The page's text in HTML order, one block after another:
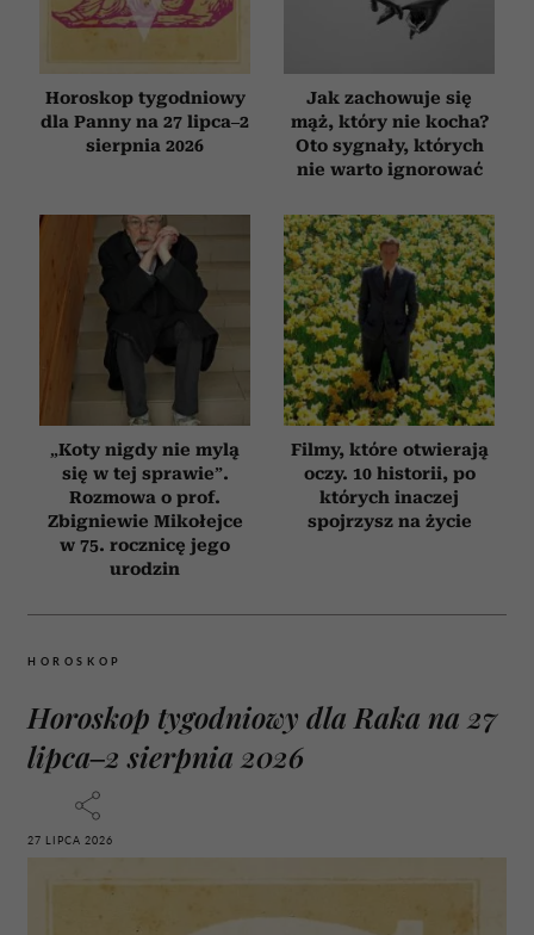
Horoskop tygodniowy
dla Panny na 27 lipca–2
sierpnia 2026
Jak zachowuje się
mąż, który nie kocha?
Oto sygnały, których
nie warto ignorować
„Koty nigdy nie mylą
się w tej sprawie”.
Rozmowa o prof.
Zbigniewie Mikołejce
w 75. rocznicę jego
urodzin
Filmy, które otwierają
oczy. 10 historii, po
których inaczej
spojrzysz na życie
HOROSKOP
Horoskop tygodniowy dla Raka na 27
lipca–2 sierpnia 2026
27 LIPCA 2026